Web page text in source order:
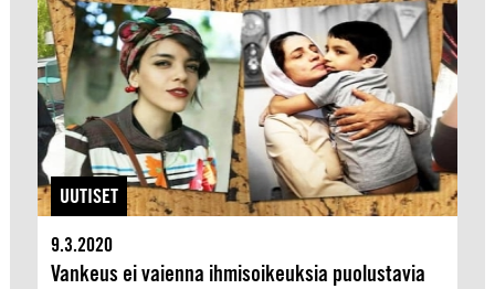
UUTISET
9.3.2020
Vankeus ei vaienna ihmisoikeuksia puolustavia